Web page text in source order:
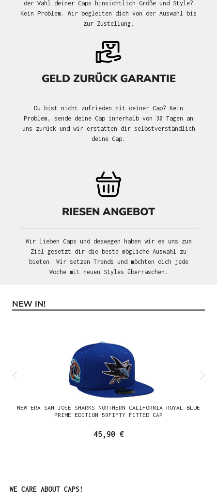
der Wahl deiner Caps hinsichtlich Größe und Style?
Kein Problem. Wir begleiten dich von der Auswahl bis
zur Zustellung.
GELD ZURÜCK GARANTIE
Du bist nicht zufrieden mit deiner Cap? Kein
Problem, sende deine Cap innerhalb von 30 Tagen an
uns zurück und wir erstatten dir selbstverständlich
deine Cap.
RIESEN ANGEBOT
Wir lieben Caps und deswegen haben wir es uns zum
Ziel gesetzt dir die beste mögliche Auswahl zu
bieten. Wir setzen Trends und möchten dich jede
Woche mit neuen Styles überraschen.
Produktgalerie überspringen
NEW IN!
NEW ERA SAN JOSE SHARKS NORTHERN CALIFORNIA ROYAL BLUE
PRIME EDITION 59FIFTY FITTED CAP
45,90 €
Produktgalerie überspringen
WE CARE ABOUT CAPS!